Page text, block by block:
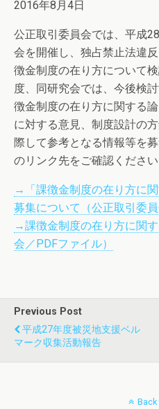
2016年8月4日
公正取引委員会では、平成
会を開催し、独占禁止法違
徴金制度の在り方について
度、同研究会では、今後検
徴金制度の在り方に関する
に対する意見、制度設計の
際して参考となる情報等を
のリンク先をご確認ください
→「課徴金制度の在り方に
募集について（公正取引委員
→課徴金制度の在り方に関
会／PDFファイル）
Previous Post
平成27年度被災地支援ベル
マーク収集活動報告